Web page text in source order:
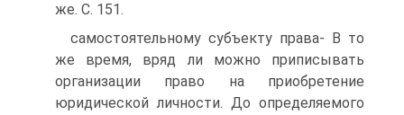
же. С. 151.
самостоятельному субъекту права- В то
же время, вряд ли можно приписывать
организации право на приобретение
юридической личности. До определяемого